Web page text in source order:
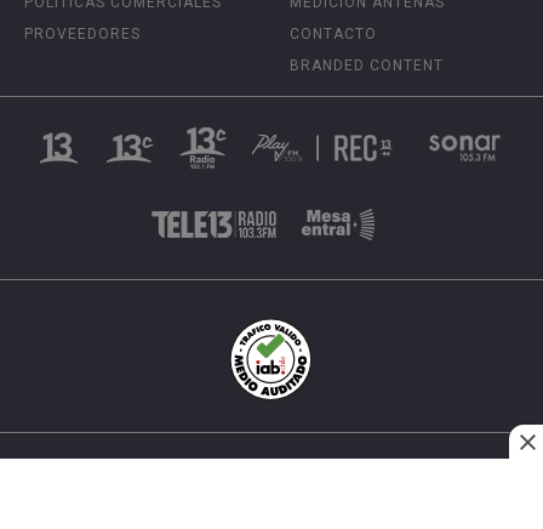
PROVEEDORES
CONTACTO
BRANDED CONTENT